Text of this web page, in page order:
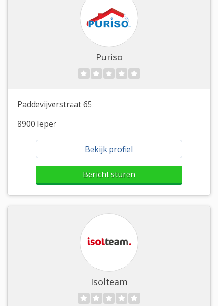
Puriso
Paddevijverstraat 65
8900 Ieper
Bekijk profiel
Bericht sturen
Isolteam